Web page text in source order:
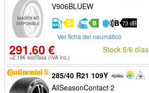
V906BLUEW
D B 73 dB
Ver ficha del neumático
291.60 €
+2.18€ ecoTasa (IVA inc.)
Stock 5/6 días
285/40 R21 109Y
AllSeasonContact 2